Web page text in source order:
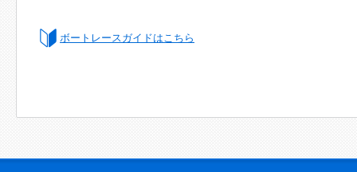
ボートレースガイドはこちら